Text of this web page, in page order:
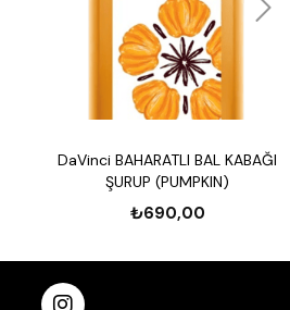
DaVinci BAHARATLI BAL KABAĞI
ŞURUP (PUMPKIN)
₺690,00